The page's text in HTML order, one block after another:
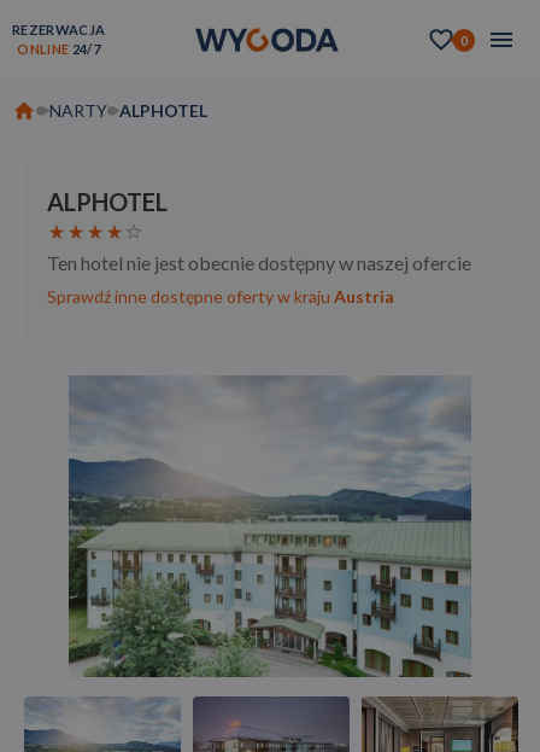
REZERWACJA
ONLINE 24/7
0
NARTY ALPHOTEL
ALPHOTEL
Ten hotel nie jest obecnie dostępny w naszej ofercie
Sprawdź inne dostępne oferty w kraju Austria